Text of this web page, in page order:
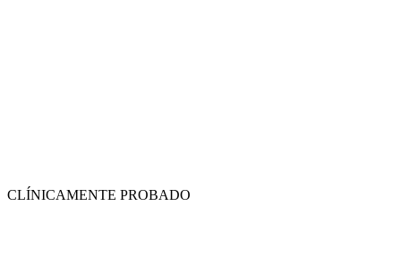
CLÍNICAMENTE PROBADO